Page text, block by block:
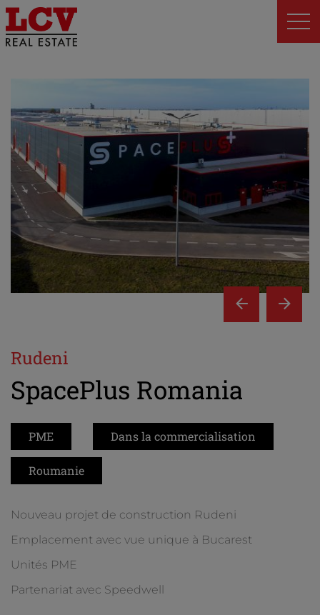
Rudeni
SpacePlus Romania
PME Dans la commercialisation
Roumanie
Nouveau projet de construction Rudeni
Emplacement avec vue unique à Bucarest
Unités PME
Partenariat avec Speedwell